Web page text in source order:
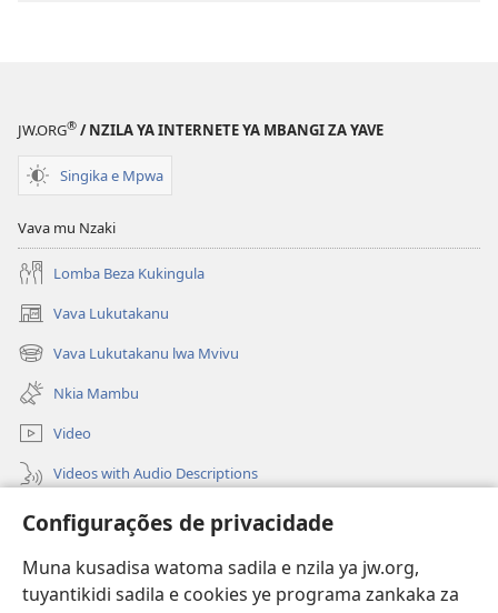
Configurações de privacidade
Muna kusadisa watoma sadila e nzila ya jw.org,
tuyantikidi sadila e cookies ye programa zankaka za
JW.ORG® / NZILA YA INTERNETE YA MBANGI ZA YAVE
Singika e Mpwa
Vava mu Nzaki
Lomba Beza Kukingula
Vava Lukutakanu
(opens
new
window)
Vava Lukutakanu lwa Mvivu
(opens
new
window)
Nkia Mambu
Video
Videos with Audio Descriptions
Vavulula